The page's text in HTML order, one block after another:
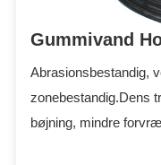
Gummivand
Abrasionsbestandig,
zonebestandig.Dens
bøjning, mindre